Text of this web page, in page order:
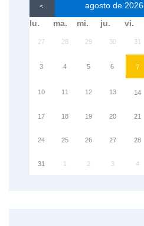
< agosto de 2026
lu. ma. mi. ju. vi.
27 28 29 30 31
3 4 5 6 7
10 11 12 13 14
17 18 19 20 21
24 25 26 27 28
31 1 2 3 4